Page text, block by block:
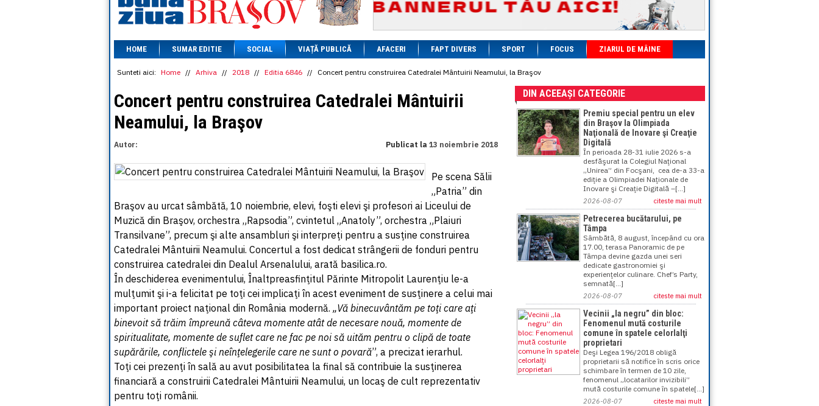
1 AED= 1.1933 RON
1 AUD= 2.7957 RON
1 BGN= 2.5449 RON
1 CAD= 3.1559 RON
1 CHF= 5.2813 RON
1 CNY= 0.6015 RON
1 DKK
= 0.6668 RON
1 EGP = 0.0860 RON
= 0.3047 RON
1 MXN= 0.2227 RON
1 NOK= 0.4191 RON
1 PLN= 1.1646 RON
1 RSD
= 0.0425 RON
1 RUB = 0.0530 RON
1 SEK= 0.4526 RON
1 TRY= 0.1141 RON
= 0.1048 RON
1 XDR= 5.9383 RON
1 ZAR = 0.2318 RON
HOME SUMAR EDITIE SOCIAL VIAȚĂ PUBLICĂ AFACERI FAPT DIVERS SPORT FOCUS ZIARUL DE MÂINE
Sunteti aici: Home // Arhiva // 2018 // Editia 6846 // Concert pentru construirea Catedralei Mântuirii Neamului, la Braşov
Concert pentru construirea Catedralei Mântuirii
Neamului, la Braşov
Autor: Publicat la 13 noiembrie 2018
Pe scena Sălii
„Patria” din
Braşov au urcat sâmbătă, 10 noiembrie, elevi, foşti elevi şi profesori ai Liceului de
Muzică din Braşov, orchestra „Rapsodia”, cvintetul „Anatoly”, orchestra „Plaiuri
Transilvane”, precum şi alte ansambluri şi interpreţi pentru a susţine construirea
Catedralei Mântuirii Neamului. Concertul a fost dedicat strângerii de fonduri pentru
construirea catedralei din Dealul Arsenalului, arată basilica.ro.
În deschiderea evenimentului, Înaltpreasfinţitul Părinte Mitropolit Laurenţiu le-a
mulţumit şi i-a felicitat pe toţi cei implicaţi în acest eveniment de susţinere a celui mai
important proiect naţional din România modernă. „Vă binecuvântăm pe toţi care aţi
binevoit să trăim împreună câteva momente atât de necesare nouă, momente de
spiritualitate, momente de suflet care ne fac pe noi să uităm pentru o clipă de toate
supărările, conflictele şi neînţelegerile care ne sunt o povară”, a precizat ierarhul.
Toţi cei prezenţi în sală au avut posibilitatea la final să contribuie la susţinerea
financiară a construirii Catedralei Mântuirii Neamului, un locaş de cult reprezentativ
pentru toţi românii.
DIN ACEEAȘI CATEGORIE
Premiu special pentru un elev
din Braşov la Olimpiada
Naţională de Inovare şi Creaţie
Digitală
În perioada 28-31 iulie 2026 s-a
desfăşurat la Colegiul Naţional
„Unirea” din Focşani, cea de-a 33-a
ediţie a Olimpiadei Naţionale de
Inovare şi Creaţie Digitală –[...]
2026-08-07 citeste mai mult
Petrecerea bucătarului, pe
Tâmpa
Sâmbătă, 8 august, începând cu ora
17.00, terasa Panoramic de pe
Tâmpa devine gazda unei seri
dedicate gastronomiei şi
experienţelor culinare. Chef’s Party,
semnată[...]
2026-08-07 citeste mai mult
Vecinii „la negru” din bloc:
Fenomenul mută costurile
comune în spatele celorlalţi
proprietari
Deşi Legea 196/2018 obligă
proprietarii să notifice în scris orice
schimbare în termen de 10 zile,
fenomenul „locatarilor invizibili”
mută costurile comune în spatele[...]
2026-08-07 citeste mai mult